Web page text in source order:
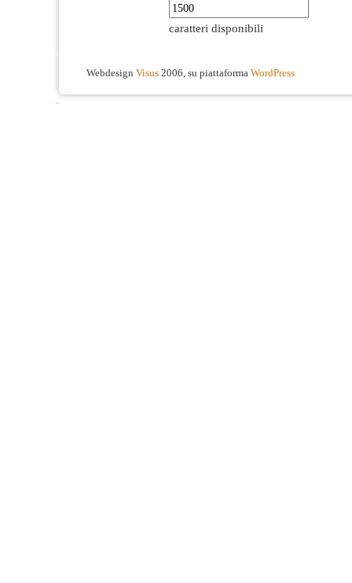
caratteri disponibili
Webdesign Visus 2006, su piattaforma WordPress